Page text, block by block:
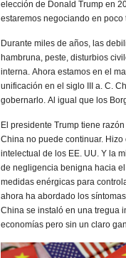
elección de Donald Trump en
estaremos negociando en poco
Durante miles de años, las
hambruna, peste, disturbios
interna. Ahora estamos en el
unificación en el siglo III a. C.
gobernarlo. Al igual que los
El presidente Trump tiene
China no puede continuar.
intelectual de los EE. UU. Y la
de negligencia benigna hacia
medidas enérgicas para
ahora ha abordado los
China se instaló en una tregua
economías pero sin un claro